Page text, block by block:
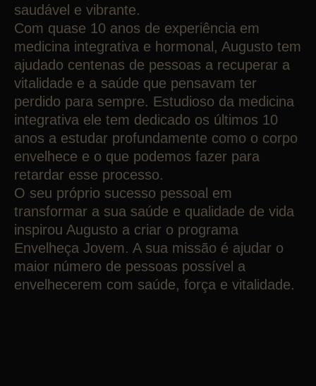
saudável e vibrante.
Com quase 10 anos de experiência em
medicina integrativa e hormonal, Augusto tem
ajudado centenas de pessoas a recuperar a
vitalidade e a saúde que pensavam ter
perdido para sempre. Estudioso da medicina
integrativa ele tem dedicado os últimos 10
anos a estudar profundamente como o corpo
envelhece e o que podemos fazer para
retardar esse processo.
O seu próprio sucesso pessoal em
transformar a sua saúde e qualidade de vida
inspirou Augusto a criar o programa
Envelheça Jovem. A sua missão é ajudar o
maior número de pessoas possível a
envelhecerem com saúde, força e vitalidade.